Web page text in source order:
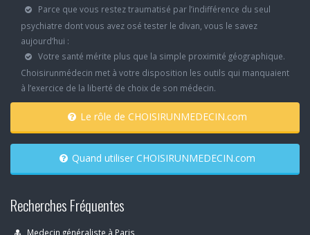
Parce que vous restez traumatisé par l’indifférence du seul
psychiatre dont vous avez osé tester le divan, vous le savez
aujourd’hui :
Votre santé mérite plus que la simple proximité géographique.
Choisirunmédecin met à votre disposition les outils qui manquaient
à l’exercice de la liberté de choix de son médecin.
Le rôle de CHOISIRUNMEDECIN.com
Quand utiliser CHOISIRUNMEDECIN.com
Recherches Fréquentes
Medecin généraliste à Paris